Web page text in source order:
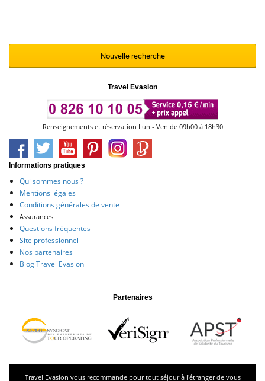
Nouvelle recherche
Travel Evasion
Renseignements et réservation Lun - Ven de 09h00 à 18h30
Informations pratiques
Qui sommes nous ?
Mentions légales
Conditions générales de vente
Assurances
Questions fréquentes
Site professionnel
Nos partenaires
Blog Travel Evasion
Partenaires
Travel Evasion vous recommande pour tout séjour à l'étranger de vous